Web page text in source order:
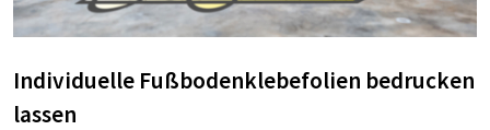
Individuelle Fußbodenklebefolien bedrucken
lassen